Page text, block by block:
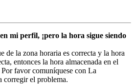
mi perfil, ¡pero la hora sigue siendo
de la zona horaria es correcta y la hora
entonces la hora almacenada en el
favor comuníquese con La
corregir el problema.